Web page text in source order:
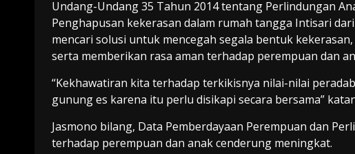
Undang-Undang 35 Tahun 2014 tentang Perlindungan
Penghapusan kekerasan dalam rumah tangga Intisari
mencari solusi untuk mencegah segala bentuk
serta memberikan rasa aman terhadap perempuan dan
“Kekhawatiran kita terhadap terkikisnya nilai-nilai
gunung es karena itu perlu disikapi secara bersama”
Jasmono bilang, Data Pemberdayaan Perempuan dan
terhadap perempuan dan anak cenderung meningkat.